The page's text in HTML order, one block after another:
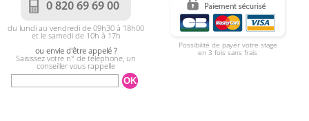
0 820 69 69 00
du lundi au vendredi de 09h30 à 18h00
et le samedi de 10h à 17h
ou envie d'être appelé ?
Saisissez votre n° de téléphone, un
conseiller vous rappelle
Possibilité de payer votre stage
en 3 fois sans frais